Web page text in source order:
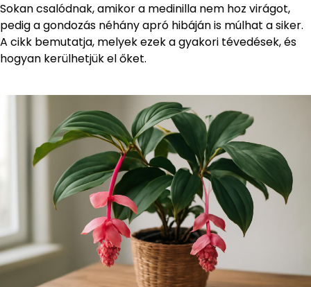
Sokan csalódnak, amikor a medinilla nem hoz virágot,
pedig a gondozás néhány apró hibáján is múlhat a siker.
A cikk bemutatja, melyek ezek a gyakori tévedések, és
hogyan kerülhetjük el őket.